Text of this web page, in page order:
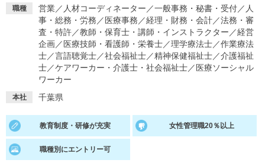
イベントを探す スカウト お知らせ
就活ノウハウ・サポート
就活支援 就活コラム
適職診断 就活チャンネル
就活ニュースペーパー
職種 営業／ 人材コーディネーター ／一般事務・秘書・受付／ 人
事・総務・労務 ／ 医療事務 ／経理・財務・会計／法務・審
査・特許／教師・保育士・講師・インストラクター ／経営
企画／ 医療技師・看護師・栄養士／理学療法士／作業療法
士／言語聴覚士／社会福祉士／精神保健福祉士／介護福祉
士／ケアワーカー・介護士・社会福祉士／ 医療ソーシャル
ワーカー
本社 千葉県
教育制度・研修が充実 女性管理職20％以上
職種別にエントリー可